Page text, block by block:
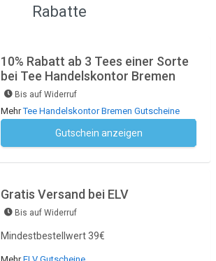
Rabatte
10% Rabatt ab 3 Tees einer Sorte
bei Tee Handelskontor Bremen
Bis auf Widerruf
MehrTee Handelskontor Bremen Gutscheine
Gutschein anzeigen
Gratis Versand bei ELV
Bis auf Widerruf
Mindestbestellwert 39€